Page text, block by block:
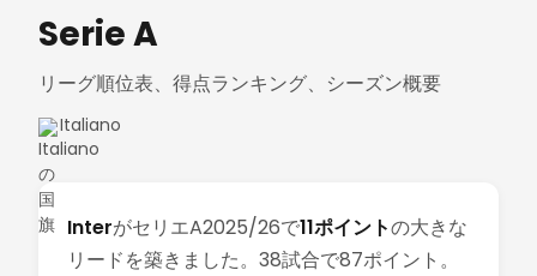
Serie A
リーグ順位表、得点ランキング、シーズン概要
Italiano
InterがセリエA2025/26で11ポイントの大きな
リードを築きました。38試合で87ポイント。